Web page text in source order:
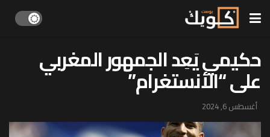
حكيمي يَعِد الجمهور المغربي
على “الأنستغرام”
أغسطس 6, 2024